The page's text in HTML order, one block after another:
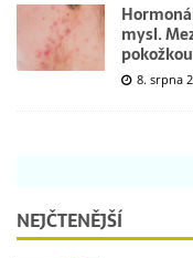
mysl.
pokožkou
8. srpna
NEJČTENĚJŠÍ